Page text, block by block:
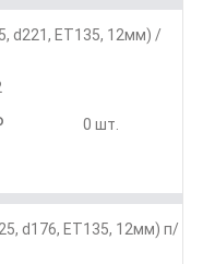
d221, ET135, 12мм) /
0 шт.
d176, ET135, 12мм) п/